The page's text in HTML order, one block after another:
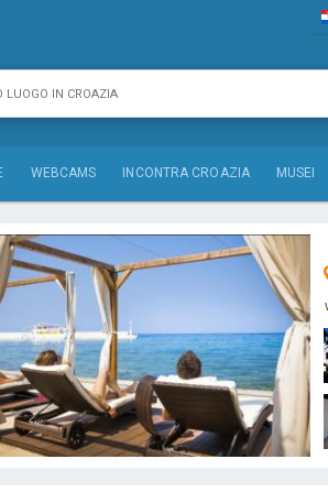
WEBCAMS INCONTRA CROAZIA MUSEI